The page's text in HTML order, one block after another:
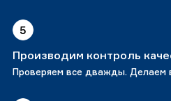
5
Производим контроль
Проверяем все дважды. Делаем